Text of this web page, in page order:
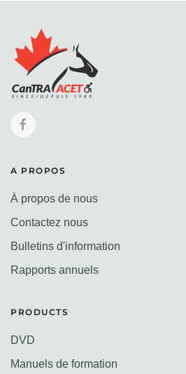
A PROPOS
À propos de nous
Contactez nous
Bulletins d'information
Rapports annuels
PRODUCTS
DVD
Manuels de formation